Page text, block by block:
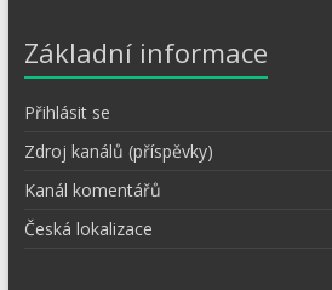
Základní informace
Přihlásit se
Zdroj kanálů (příspěvky)
Kanál komentářů
Česká lokalizace